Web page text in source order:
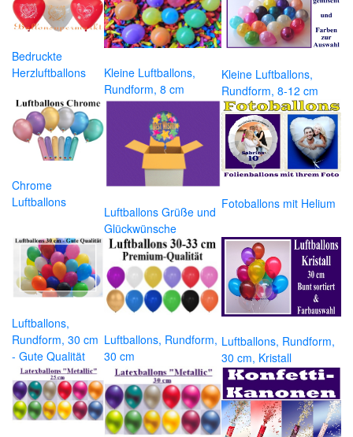
Bedruckte
Herzluftballons
Kleine Luftballons,
Rundform, 8 cm
Kleine Luftballons,
Rundform, 8-12 cm
Chrome
Luftballons
Luftballons Grüße und
Glückwünsche
Fotoballons mit Helium
Luftballons,
Rundform, 30 cm
- Gute Qualität
Luftballons, Rundform,
30 cm
Luftballons, Rundform,
30 cm, Kristall